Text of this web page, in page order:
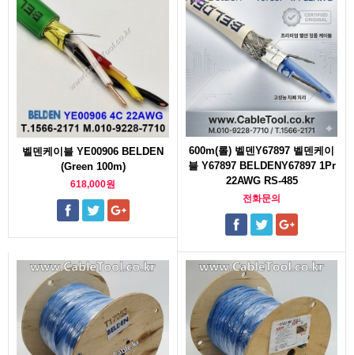
벨덴케이블 YE00906 BELDEN
(Green 100m)
618,000원
600m(롤) 벨덴Y67897 벨덴케이
블 Y67897 BELDENY67897 1Pr
22AWG RS-485
전화문의